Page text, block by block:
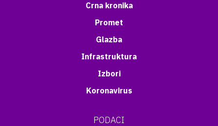
Crna kronika
Promet
Glazba
Infrastruktura
Izbori
Koronavirus
PODACI